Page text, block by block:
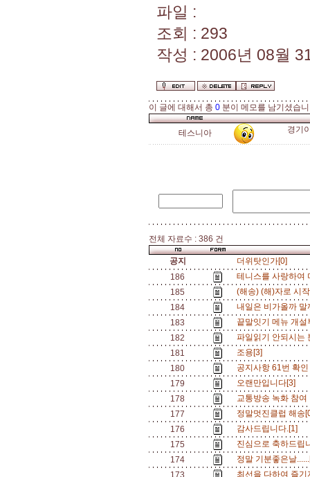
파일 :
조회 : 293
작성 : 2006년 08월
이 글에 대해서 총 0 분이 메모를 남기셨습
테스니아 경기
전체 자료수 : 386 건
공지
더위탓인가[0]
186
테니스를 사랑하여
185
(해송) (해)자로 시
184
내일은 비가올까
183
끝말잇기 메뉴 개
182
파일읽기 안되시는
181
조용[3]
180
공지사항 61번 확
179
오랜만입니다[3]
178
교통방송 녹화 참
177
정말멋진클럽 해
176
감사드립니다.[1]
175
진심으로 축하드
174
정말 기분좋은날
173
최선을 다하여 즐